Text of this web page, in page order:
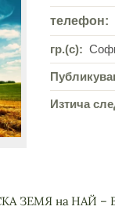
телефон:
гр.(с):
Изтича
ЗЕМЯ на НАЙ